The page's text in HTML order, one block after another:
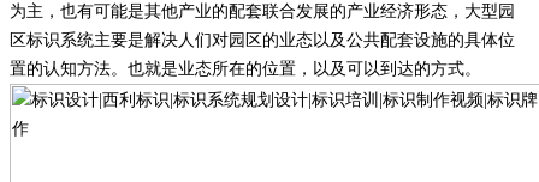
为主，也有可能是其他产业的配套联合发展的产业经济形态，大型园
区标识系统主要是解决人们对园区的业态以及公共配套设施的具体位
置的认知方法。也就是业态所在的位置，以及可以到达的方式。